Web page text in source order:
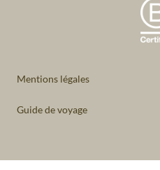
Mentions légales
Guide de voyage